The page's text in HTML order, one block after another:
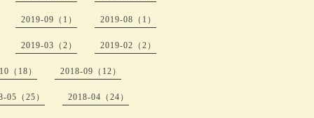
2019-09（1） 2019-08（1）
2019-03（2） 2019-02（2）
（18） 2018-09（12）
05（25） 2018-04（24）